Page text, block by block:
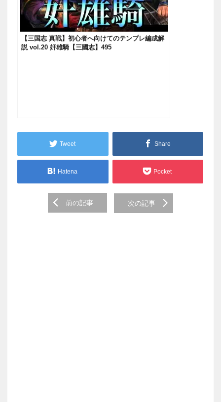
【三国志 真戦】初心者へ向けてのテンプレ編成解
説 vol.20 奸雄騎【三國志】495
Tweet Share
Hatena Pocket
navigation
前の記事 次の記事